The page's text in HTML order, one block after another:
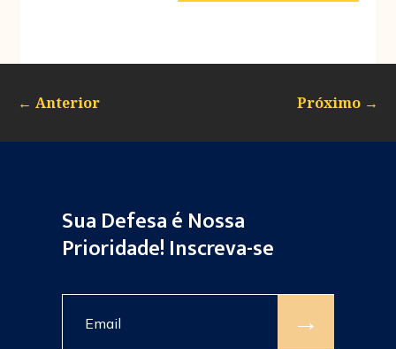
← Anterior Próximo →
Sua Defesa é Nossa
Prioridade! Inscreva-se
→